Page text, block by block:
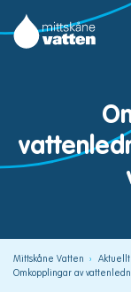
Gå
direkt
till
Mittskåne Vatten
Mittskåne Vatten
Aktuellt
Omkopplingar av